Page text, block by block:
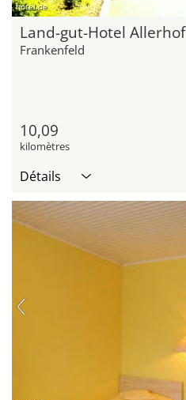
hotel.de
Land-gut-Hotel Allerhof
Frankenfeld
10,09
kilomètres
Détails